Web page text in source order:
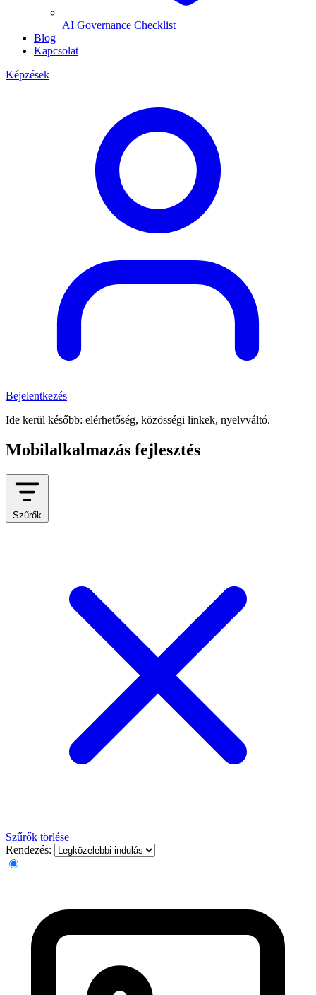
AI Governance Checklist
Blog
Kapcsolat
Képzések
Bejelentkezés
Ide kerül később: elérhetőség, közösségi linkek, nyelvváltó.
Mobilalkalmazás fejlesztés
Szűrők
Szűrők törlése
Rendezés: